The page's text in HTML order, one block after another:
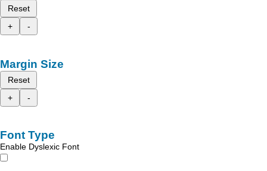
Reset
+
-
Margin Size
Reset
+
-
Font Type
Enable Dyslexic Font